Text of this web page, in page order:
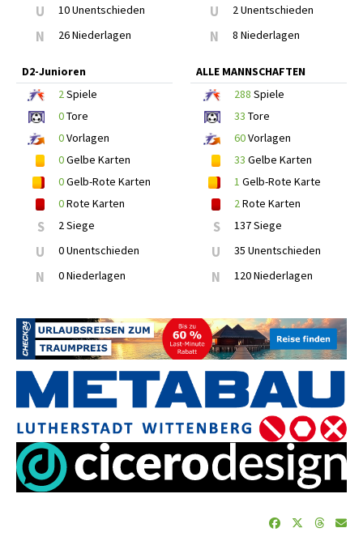
U 10 Unentschieden
N 26 Niederlagen
U 2 Unentschieden
N 8 Niederlagen
D2-Junioren
2Spiele
0Tore
0Vorlagen
0Gelbe Karten
0Gelb-Rote Karten
0Rote Karten
S 2 Siege
U 0 Unentschieden
N 0 Niederlagen
ALLE MANNSCHAFTEN
288 Spiele
33 Tore
60Vorlagen
33 Gelbe Karten
1 Gelb-Rote Karte
2Rote Karten
S 137 Siege
U 35 Unentschieden
N 120 Niederlagen